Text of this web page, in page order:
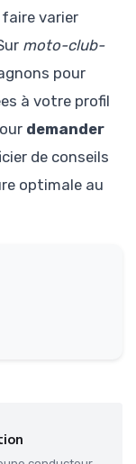
varier
moto-club-
pour
à votre profil
demander
de conseils
optimale au